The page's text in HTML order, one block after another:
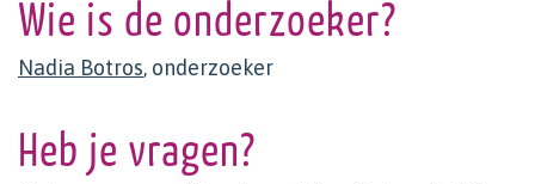
Wie is de onderzoeker?
Nadia Botros, onderzoeker
Heb je vragen?